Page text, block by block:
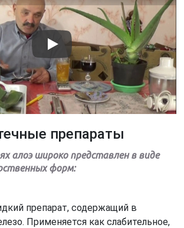
препараты
алоэ широко представлен в виде
форм:
препарат, содержащий в
Применяется как слабительное,